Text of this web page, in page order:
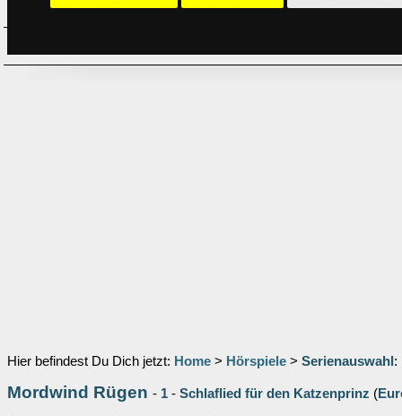
Hier befindest Du Dich jetzt: Home > Hörspiele > Serienauswahl :
Mordwind Rügen - 1 - Schlaflied für den Katzenprinz (